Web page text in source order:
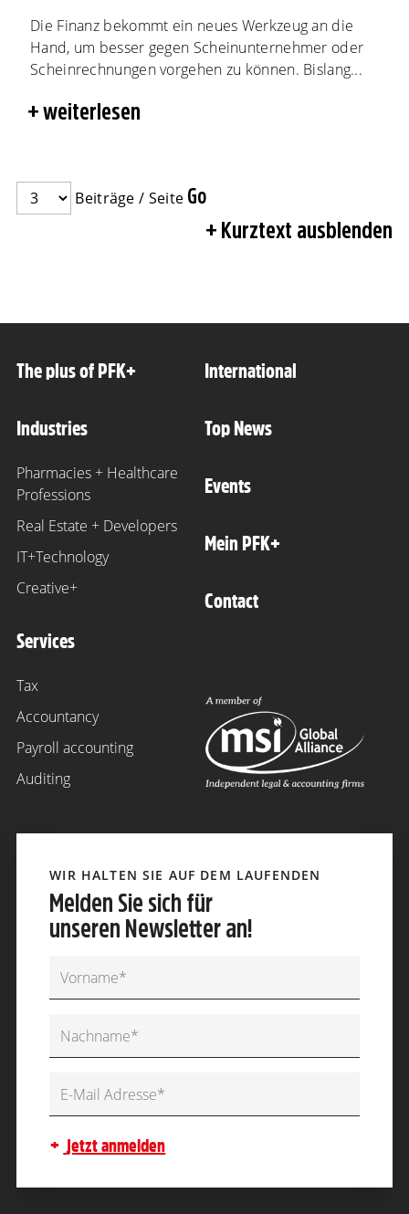
Die Finanz bekommt ein neues Werkzeug an die
Hand, um besser gegen Scheinunternehmer oder
Scheinrechnungen vorgehen zu können. Bislang...
weiterlesen
Beiträge / Seite
Kurztext ausblenden
The plus of PFK+
Industries
Pharmacies + Healthcare
Professions
Real Estate + Developers
IT+Technology
Creative+
Services
Tax
Accountancy
Payroll accounting
Auditing
International
Top News
Events
Mein PFK+
Contact
WIR HALTEN SIE AUF DEM LAUFENDEN
Melden Sie sich für
unseren Newsletter an!
jetzt anmelden